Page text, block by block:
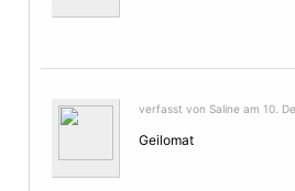
verfasst von Saline am 10.
Geilomat